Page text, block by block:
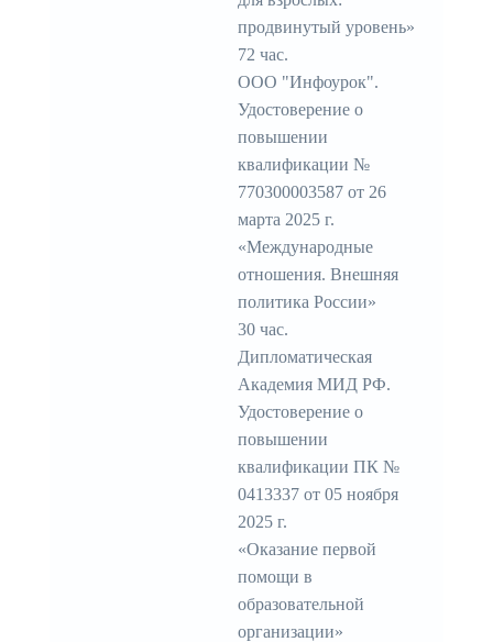
продвинутый уровень»
72 час.
ООО "Инфоурок".
Удостоверение о
повышении
квалификации №
770300003587 от 26
марта 2025 г.
«Международные
отношения. Внешняя
политика России»
30 час.
Дипломатическая
Академия МИД РФ.
Удостоверение о
повышении
квалификации ПК №
0413337 от 05 ноября
2025 г.
«Оказание первой
помощи в
образовательной
организации»